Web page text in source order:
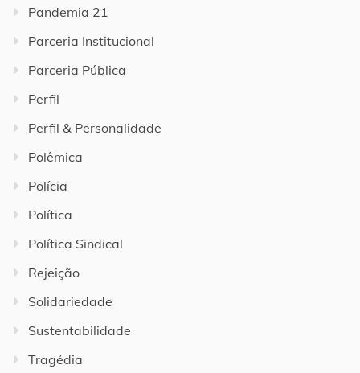
Pandemia 21
Parceria Institucional
Parceria Pública
Perfil
Perfil & Personalidade
Polêmica
Polícia
Política
Política Sindical
Rejeição
Solidariedade
Sustentabilidade
Tragédia